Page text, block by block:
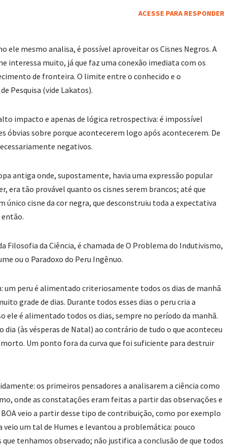
ACESSE PARA RESPONDER
ele mesmo analisa, é possível aproveitar os Cisnes Negros. A
interessa muito, já que faz uma conexão imediata com os
de fronteira. O limite entre o conhecido e o
Pesquisa (vide Lakatos).
impacto e apenas de lógica retrospectiva: é impossível
óbvias sobre porque acontecerem logo após acontecerem. De
negativos.
antiga onde, supostamente, havia uma expressão popular
era tão provável quanto os cisnes serem brancos; até que
único cisne da cor negra, que desconstruiu toda a expectativa
então.
da Ciência, é chamada de O Problema do Indutivismo,
ou o Paradoxo do Peru Ingênuo.
um peru é alimentado criteriosamente todos os dias de manhã
grade de dias. Durante todos esses dias o peru cria a
ele é alimentado todos os dias, sempre no período da manhã.
dia (às vésperas de Natal) ao contrário de tudo o que aconteceu
Um ponto fora da curva que foi suficiente para destruir
os primeiros pensadores a analisarem a ciência como
onde as constatações eram feitas a partir das observações e
veio a partir desse tipo de contribuição, como por exemplo
veio um tal de Humes e levantou a problemática: pouco
tenhamos observado; não justifica a conclusão de que todos